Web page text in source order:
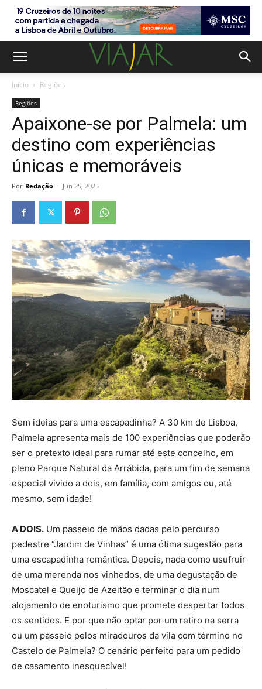
Início Regiões
Regiões
Apaixone-se por Palmela: um
destino com experiências
únicas e memoráveis
Por Redação - Jun 25, 2025
Sem ideias para uma escapadinha? A 30 km de Lisboa,
Palmela apresenta mais de 100 experiências que poderão
ser o pretexto ideal para rumar até este concelho, em
pleno Parque Natural da Arrábida, para um fim de semana
especial vivido a dois, em família, com amigos ou, até
mesmo, sem idade!
A DOIS. Um passeio de mãos dadas pelo percurso
pedestre “Jardim de Vinhas” é uma ótima sugestão para
uma escapadinha romântica. Depois, nada como usufruir
de uma merenda nos vinhedos, de uma degustação de
Moscatel e Queijo de Azeitão e terminar o dia num
alojamento de enoturismo que promete despertar todos
os sentidos. E por que não optar por um retiro na serra
ou um passeio pelos miradouros da vila com término no
Castelo de Palmela? O cenário perfeito para um pedido
de casamento inesquecível!